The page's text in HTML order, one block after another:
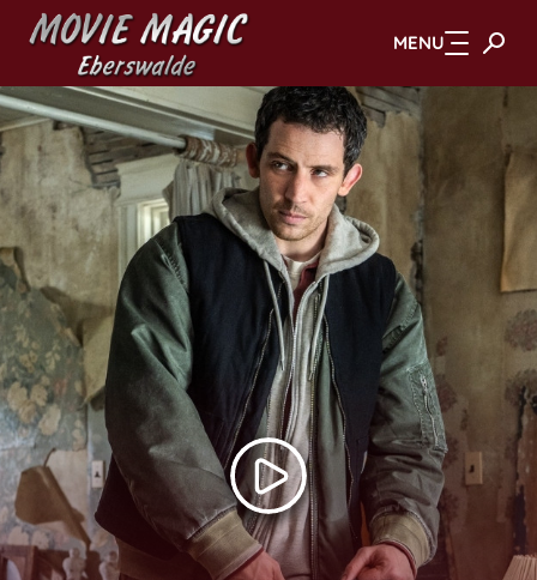
Zum Hauptinhalt springen MENU